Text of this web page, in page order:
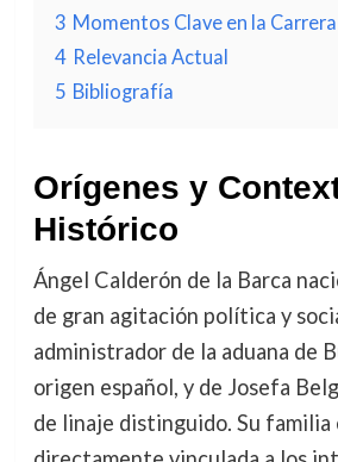
3 Momentos Clave en la
4 Relevancia Actual
5 Bibliografía
Orígenes y
Histórico
Ángel Calderón de la Barca
de gran agitación política y
administrador de la aduana de
origen español, y de Josefa
de linaje distinguido. Su familia